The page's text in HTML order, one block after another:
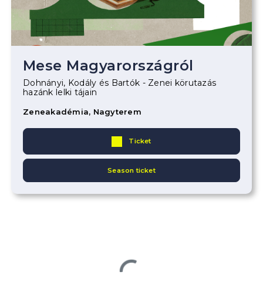
Mese Magyarországról
Dohnányi, Kodály és Bartók - Zenei körutazás
hazánk lelki tájain
Zeneakadémia, Nagyterem
Ticket
Season ticket